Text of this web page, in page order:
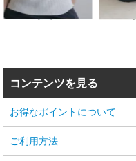
コンテンツを見る
お得なポイントについて
ご利用方法